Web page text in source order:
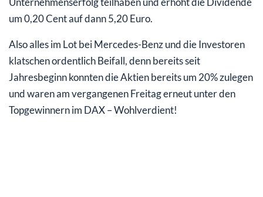
um 0,20 Cent auf dann 5,20 Euro.
Also alles im Lot bei Mercedes-Benz und die Investoren
klatschen ordentlich Beifall, denn bereits seit
Jahresbeginn konnten die Aktien bereits um 20% zulegen
und waren am vergangenen Freitag erneut unter den
Topgewinnern im DAX – Wohlverdient!